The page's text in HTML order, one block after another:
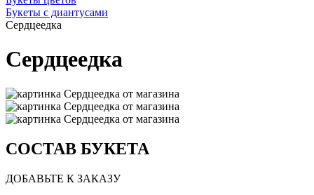
Букеты с диантусами
Сердцеедка
Сердцеедка
СОСТАВ БУКЕТА
ДОБАВЬТЕ К ЗАКАЗУ